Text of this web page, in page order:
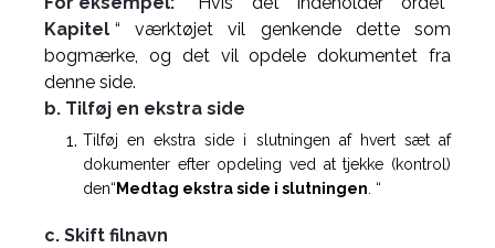
Kapitel “ værktøjet vil genkende dette som
bogmærke, og det vil opdele dokumentet fra
denne side.
b. Tilføj en ekstra side
Tilføj en ekstra side i slutningen af hvert sæt af
dokumenter efter opdeling ved at tjekke (kontrol)
den“ Medtag ekstra side i slutningen. “
c. Skift filnavn